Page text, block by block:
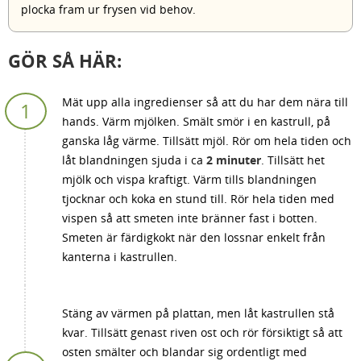
plocka fram ur frysen vid behov.
GÖR SÅ HÄR:
Mät upp alla ingredienser så att du har dem nära till
hands. Värm mjölken. Smält smör i en kastrull, på
ganska låg värme. Tillsätt mjöl. Rör om hela tiden och
låt blandningen sjuda i ca 2 minuter. Tillsätt het
mjölk och vispa kraftigt. Värm tills blandningen
tjocknar och koka en stund till. Rör hela tiden med
vispen så att smeten inte bränner fast i botten.
Smeten är färdigkokt när den lossnar enkelt från
kanterna i kastrullen.
Stäng av värmen på plattan, men låt kastrullen stå
kvar. Tillsätt genast riven ost och rör försiktigt så att
osten smälter och blandar sig ordentligt med